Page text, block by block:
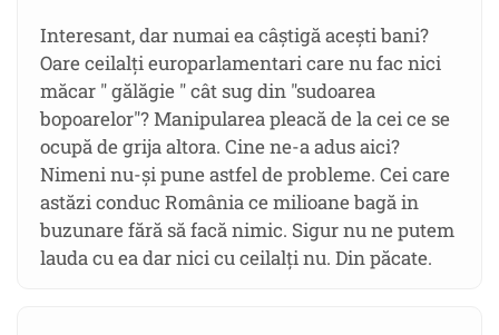
Interesant, dar numai ea câștigă acești bani?
Oare ceilalți europarlamentari care nu fac nici
măcar " gălăgie " cât sug din "sudoarea
bopoarelor"? Manipularea pleacă de la cei ce se
ocupă de grija altora. Cine ne-a adus aici?
Nimeni nu-și pune astfel de probleme. Cei care
astăzi conduc România ce milioane bagă in
buzunare fără să facă nimic. Sigur nu ne putem
lauda cu ea dar nici cu ceilalți nu. Din păcate.